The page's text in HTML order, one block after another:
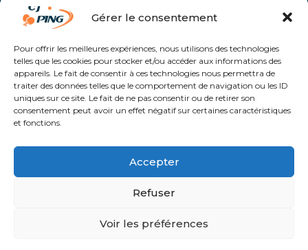
Gérer le consentement
Pour offrir les meilleures expériences, nous utilisons des technologies
telles que les cookies pour stocker et/ou accéder aux informations des
appareils. Le fait de consentir à ces technologies nous permettra de
traiter des données telles que le comportement de navigation ou les ID
uniques sur ce site. Le fait de ne pas consentir ou de retirer son
consentement peut avoir un effet négatif sur certaines caractéristiques
et fonctions.
Accepter
Refuser
Voir les préférences
Xiom
le tennis de table - Boutique en ligne ouverte aux clubs de ping pong,
aux écoles et aux pongistes amateurs - Raquettes de ping pong, sacs,
housses, chaussures, balles, tables de ping pong, colles, nettoyants,
Un service proposé parSolaris @Proximité - Création de site internet à
Avranches | Manche | Normandie |